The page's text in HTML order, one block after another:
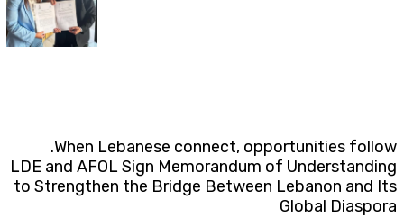
© 2025. All Rights Reserved. ByKoein
When Lebanese connect, opportunities follow.
LDE and AFOL Sign Memorandum of Understanding
to Strengthen the Bridge Between Lebanon and Its
Global Diaspora